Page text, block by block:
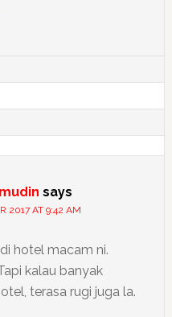
says
2017 AT 9:42 AM
hotel macam ni.
kalau banyak
terasa rugi juga la.